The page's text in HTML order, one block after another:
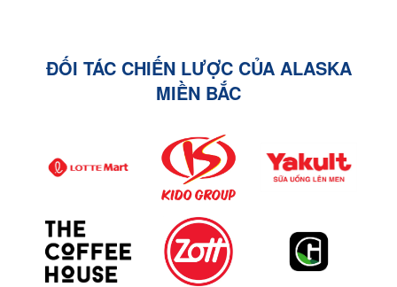
ĐỐI TÁC CHIẾN LƯỢC CỦA ALASKA
MIỀN BẮC